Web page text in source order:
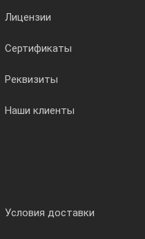
Лицензии
Сертификаты
Реквизиты
Наши клиенты
Условия доставки